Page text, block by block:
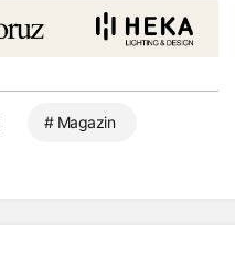
# Magazin